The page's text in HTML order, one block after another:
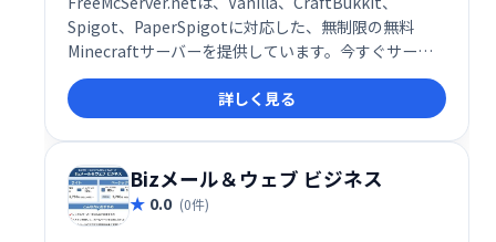
Spigot、PaperSpigotに対応した、無制限の無料
Minecraftサーバーを提供しています。今すぐサーバ
ーを作成し、手軽にMinecraftの世界をお楽しみくだ
さい！
詳しく見る
Bizメール＆ウェブ ビジネス
0.0 (0件)